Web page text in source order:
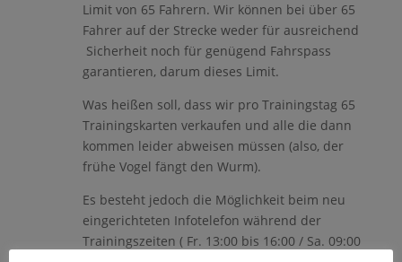
Limit von 65 Fahrern. Wir können bei über 65
Fahrer auf der Strecke weder für ausreichend
Sicherheit noch für genügend Fahrspass
garantieren, darum dieses Limit.
Was heißen soll, dass wir pro Trainingstag 65
Trainingskarten verkaufen und alle die dann
kommen leider abweisen müssen (also, der
frühe Vogel fängt den Wurm).
Es besteht jedoch die Möglichkeit beim neu
eingerichteten Infotelefon während der
Trainingszeiten ( Fr. 13:00 bis 16:00 / Sa. 09:00